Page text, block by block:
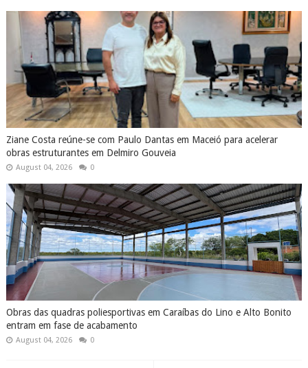
Ziane Costa reúne-se com Paulo Dantas em Maceió para acelerar
obras estruturantes em Delmiro Gouveia
August 04, 2026 0
Obras das quadras poliesportivas em Caraíbas do Lino e Alto Bonito
entram em fase de acabamento
August 04, 2026 0